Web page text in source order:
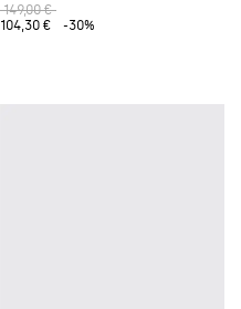
149,00 €
104,30 €
-30%